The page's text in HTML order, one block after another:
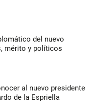
del nuevo
mérito y políticos
al nuevo presidente
de la Espriella